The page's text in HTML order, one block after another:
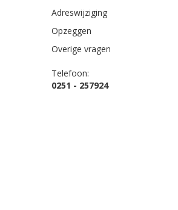
Adreswijziging
Opzeggen
Overige vragen
Telefoon:
0251 - 257924